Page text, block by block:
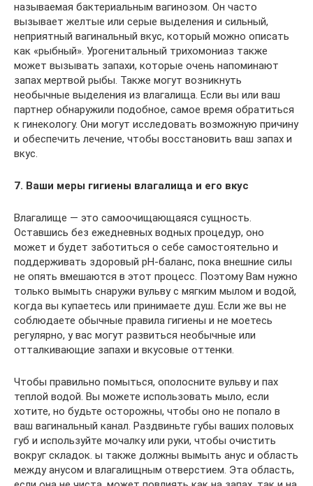
называемая бактериальным вагинозом. Он часто
вызывает желтые или серые выделения и сильный,
неприятный вагинальный вкус, который можно описать
как «рыбный». Урогенитальный трихомониаз также
может вызывать запахи, которые очень напоминают
запах мертвой рыбы. Также могут возникнуть
необычные выделения из влагалища. Если вы или ваш
партнер обнаружили подобное, самое время обратиться
к гинекологу. Они могут исследовать возможную причину
и обеспечить лечение, чтобы восстановить ваш запах и
вкус.
7. Ваши меры гигиены влагалища и его вкус
Влагалище — это самоочищающаяся сущность.
Оставшись без ежедневных водных процедур, оно
может и будет заботиться о себе самостоятельно и
поддерживать здоровый рН-баланс, пока внешние силы
не опять вмешаются в этот процесс. Поэтому Вам нужно
только вымыть снаружи вульву с мягким мылом и водой,
когда вы купаетесь или принимаете душ. Если же вы не
соблюдаете обычные правила гигиены и не моетесь
регулярно, у вас могут развиться необычные или
отталкивающие запахи и вкусовые оттенки.
Чтобы правильно помыться, ополосните вульву и пах
теплой водой. Вы можете использовать мыло, если
хотите, но будьте осторожны, чтобы оно не попало в
ваш вагинальный канал. Раздвиньте губы ваших половых
губ и используйте мочалку или руки, чтобы очистить
вокруг складок. ы также должны вымыть анус и область
между анусом и влагалищным отверстием. Эта область,